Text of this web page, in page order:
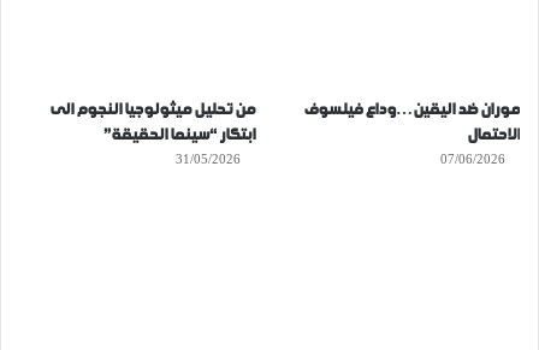
موران ضد اليقين…وداع فيلسوف
الاحتمال
07/06/2026
من تحليل ميثولوجيا النجوم الى
ابتكار “سينما الحقيقة”
31/05/2026